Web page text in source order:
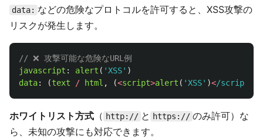
data: などの危険なプロトコルを許可すると、XSS攻撃の
リスクが発生します。
// ❌ 攻撃可能な危険なURL例
javascript : alert ( ' XSS' )
data: (text / html , (<script>alert ( ' XSS' )</script>
ホワイトリスト方式 （ http:// と https:// のみ許可）な
ら、未知の攻撃にも対応できます。